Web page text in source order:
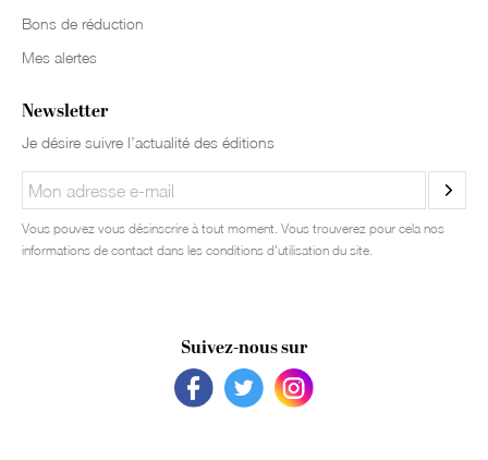
Bons de réduction
Mes alertes
Newsletter
Je désire suivre l’actualité des éditions
Vous pouvez vous désinscrire à tout moment. Vous trouverez pour cela nos
informations de contact dans les conditions d'utilisation du site.
Suivez-nous sur